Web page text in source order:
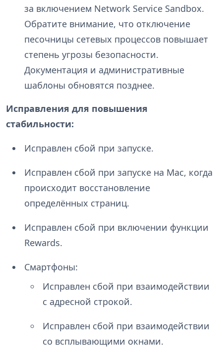
за включением Network Service Sandbox.
Обратите внимание, что отключение
песочницы сетевых процессов повышает
степень угрозы безопасности.
Документация и административные
шаблоны обновятся позднее.
Исправления для повышения
стабильности:
Исправлен сбой при запуске.
Исправлен сбой при запуске на Mac, когда
происходит восстановление
определённых страниц.
Исправлен сбой при включении функции
Rewards.
Смартфоны:
Исправлен сбой при взаимодействии
с адресной строкой.
Исправлен сбой при взаимодействии
со всплывающими окнами.